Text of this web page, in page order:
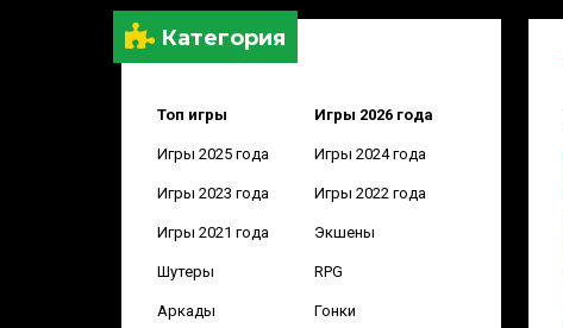
Категория
Топ игры Игры 2026 года
Игры 2025 года Игры 2024 года
Игры 2023 года Игры 2022 года
Игры 2021 года Экшены
Шутеры RPG
Аркады Гонки